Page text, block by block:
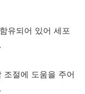
유되어 있어 세포
조절에 도움을 주어